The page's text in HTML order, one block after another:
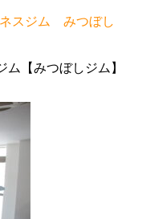
スジム みつぼし
【みつぼしジム】